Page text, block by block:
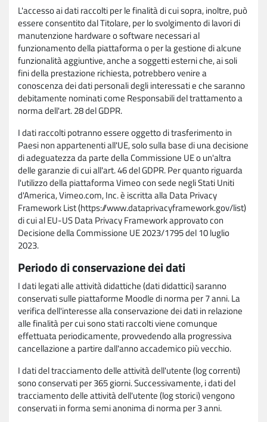
L'accesso ai dati raccolti per le finalità di cui sopra, inoltre, può
essere consentito dal Titolare, per lo svolgimento di lavori di
manutenzione hardware o software necessari al
funzionamento della piattaforma o per la gestione di alcune
funzionalità aggiuntive, anche a soggetti esterni che, ai soli
fini della prestazione richiesta, potrebbero venire a
conoscenza dei dati personali degli interessati e che saranno
debitamente nominati come Responsabili del trattamento a
norma dell'art. 28 del GDPR.
I dati raccolti potranno essere oggetto di trasferimento in
Paesi non appartenenti all'UE, solo sulla base di una decisione
di adeguatezza da parte della Commissione UE o un'altra
delle garanzie di cui all'art. 46 del GDPR. Per quanto riguarda
l'utilizzo della piattaforma Vimeo con sede negli Stati Uniti
d'America, Vimeo.com, Inc. è iscritta alla Data Privacy
Framework List (https://www.dataprivacyframework.gov/list)
di cui al EU-US Data Privacy Framework approvato con
Decisione della Commissione UE 2023/1795 del 10 luglio
2023.
Periodo di conservazione dei dati
I dati legati alle attività didattiche (dati didattici) saranno
conservati sulle piattaforme Moodle di norma per 7 anni. La
verifica dell'interesse alla conservazione dei dati in relazione
alle finalità per cui sono stati raccolti viene comunque
effettuata periodicamente, provvedendo alla progressiva
cancellazione a partire dall'anno accademico più vecchio.
I dati del tracciamento delle attività dell'utente (log correnti)
sono conservati per 365 giorni. Successivamente, i dati del
tracciamento delle attività dell'utente (log storici) vengono
conservati in forma semi anonima di norma per 3 anni.